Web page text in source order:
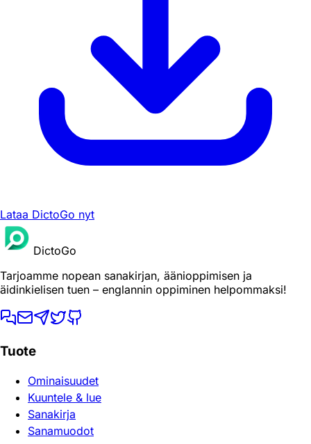
Lataa DictoGo nyt
DictoGo
Tarjoamme nopean sanakirjan, äänioppimisen ja
äidinkielisen tuen – englannin oppiminen helpommaksi!
Tuote
Ominaisuudet
Kuuntele & lue
Sanakirja
Sanamuodot